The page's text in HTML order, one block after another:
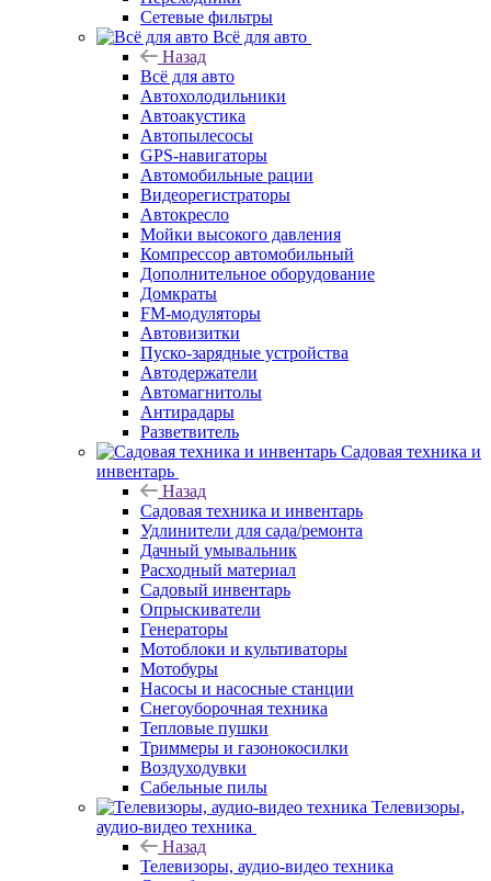
Сетевые фильтры
Всё для авто
Назад
Всё для авто
Автохолодильники
Автоакустика
Автопылесосы
GPS-навигаторы
Автомобильные рации
Видеорегистраторы
Автокресло
Мойки высокого давления
Компрессор автомобильный
Дополнительное оборудование
Домкраты
FM-модуляторы
Автовизитки
Пуско-зарядные устройства
Автодержатели
Автомагнитолы
Антирадары
Разветвитель
Садовая техника и
инвентарь
Назад
Садовая техника и инвентарь
Удлинители для сада/ремонта
Дачный умывальник
Расходный материал
Садовый инвентарь
Опрыскиватели
Генераторы
Мотоблоки и культиваторы
Мотобуры
Насосы и насосные станции
Снегоуборочная техника
Тепловые пушки
Триммеры и газонокосилки
Воздуходувки
Сабельные пилы
Телевизоры,
аудио-видео техника
Назад
Телевизоры, аудио-видео техника